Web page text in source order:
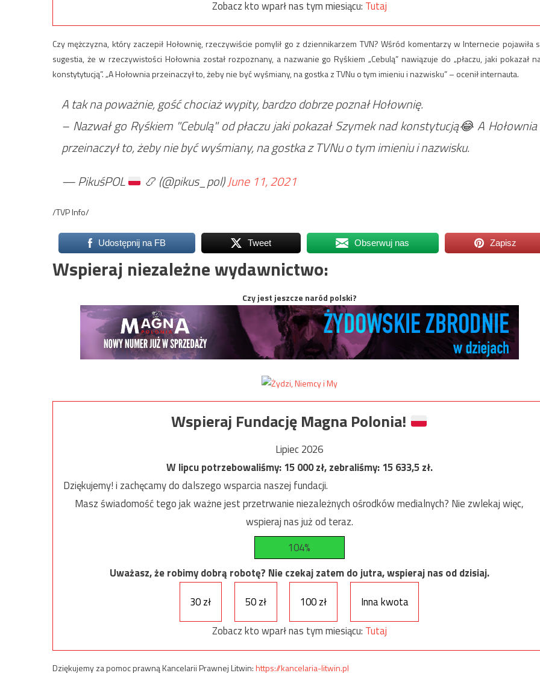
Zobacz kto wparł nas tym miesiącu: Tutaj
Czy mężczyzna, który zaczepił Hołownię, rzeczywiście pomylił go z dziennikarzem TVN? Wśród komentarzy w Internecie pojawiła
sugestia, że w rzeczywistości Hołownia został rozpoznany, a nazwanie go Ryśkiem „Cebulą” nawiązuje do „płaczu, jaki pokazał
konstytytucją”. „A Hołownia przeinaczył to, żeby nie być wyśmiany, na gostka z TVNu o tym imieniu i nazwisku” – ocenił internauta.
A tak na poważnie, gość chociaż wypity, bardzo dobrze poznał Hołownię.
– Nazwał go Ryśkiem "Cebulą" od płaczu jaki pokazał Szymek nad konstytucją😂 A Hołownia
przeinaczył to, żeby nie być wyśmiany, na gostka z TVNu o tym imieniu i nazwisku.
— PikuśPOL
📿(@pikus_pol)June 11, 2021
/TVP Info/
Udostępnij na FB Tweet Obserwuj nas Zapisz
Wspieraj niezależne wydawnictwo:
Czy jest jeszcze naród polski?
Wspieraj Fundację Magna Polonia!
Lipiec 2026
W lipcu potrzebowaliśmy:15 000zł, zebraliśmy:15 633,5zł.
Dziękujemy! i zachęcamy do dalszego wsparcia naszej fundacji.
Masz świadomość tego jak ważne jest przetrwanie niezależnych ośrodków medialnych? Nie zwlekaj więc,
wspieraj nas już od teraz.
104%
Uważasz, że robimy dobrą robotę? Nie czekaj zatem do jutra, wspieraj nas od dzisiaj.
30 zł
50 zł 100 zł
Inna kwota
Zobacz kto wparł nas tym miesiącu: Tutaj
Dziękujemy za pomoc prawną Kancelarii Prawnej Litwin:https://kancelaria-litwin.pl